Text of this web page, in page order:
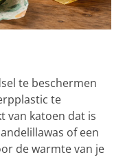
te beschermen
te
van katoen dat is
of een
de warmte van je